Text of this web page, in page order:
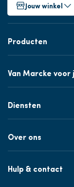
Jouw winkel
Producten
Van Marcke voor
Diensten
Over ons
Hulp & contact